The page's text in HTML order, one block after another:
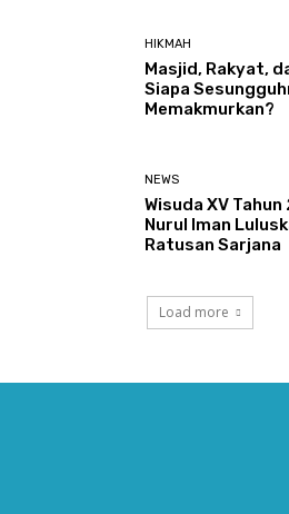
HIKMAH
Masjid, Rakyat,
Siapa
Memakmurkan?
NEWS
Wisuda XV Tahun
Nurul Iman
Ratusan Sarjana
Load more